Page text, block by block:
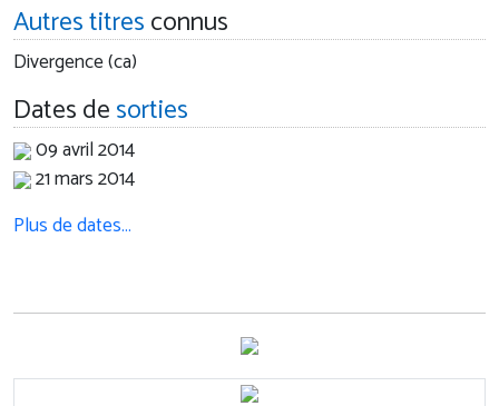
Autres titresconnus
Divergence (ca)
Dates desorties
09 avril 2014
21 mars 2014
Plus de dates…